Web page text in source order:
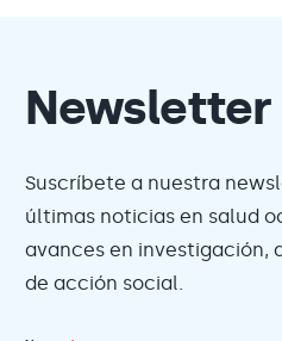
Newsletter
Suscríbete a nuestra
últimas noticias en salud
avances en investigación,
de acción social.